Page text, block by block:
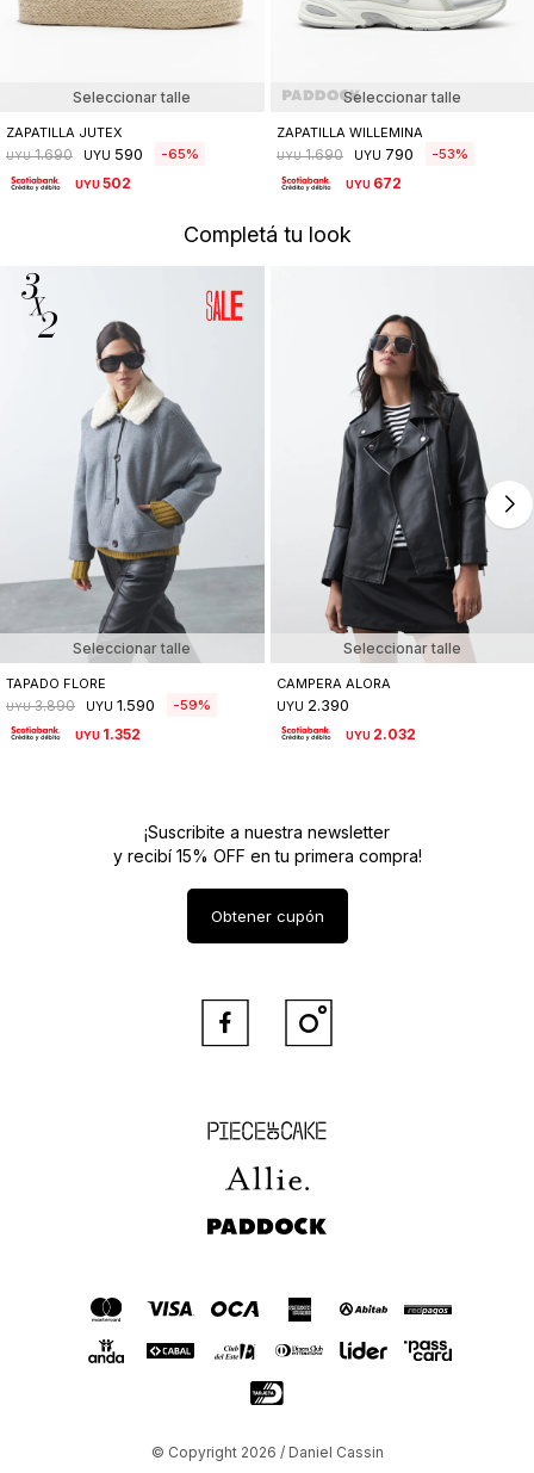
Seleccionar talle
ZAPATILLA JUTEX
UYU 1.690 UYU 590 65
UYU502
Seleccionar talle
ZAPATILLA WILLEMINA
UYU 1.690 UYU 790 53
UYU 672
Completá tu look
Seleccionar talle
TAPADO FLORE
UYU 3.890 UYU 1.590 59
UYU 1.352
Seleccionar talle
CAMPERA ALORA
UYU 2.390
UYU 2.032
Piece of Cake
Allie
Paddock
¡Suscribite a nuestra newsletter
y recibí 15% OFF en tu primera compra!
Obtener cupón
 
© Copyright 2026 / Daniel Cassin